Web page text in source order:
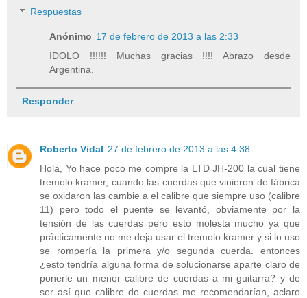
Respuestas
Anónimo 17 de febrero de 2013 a las 2:33
IDOLO !!!!!! Muchas gracias !!!! Abrazo desde
Argentina.
Responder
Roberto Vidal 27 de febrero de 2013 a las 4:38
Hola, Yo hace poco me compre la LTD JH-200 la cual tiene
tremolo kramer, cuando las cuerdas que vinieron de fábrica
se oxidaron las cambie a el calibre que siempre uso (calibre
11) pero todo el puente se levantó, obviamente por la
tensión de las cuerdas pero esto molesta mucho ya que
prácticamente no me deja usar el tremolo kramer y si lo uso
se rompería la primera y/o segunda cuerda. entonces
¿esto tendría alguna forma de solucionarse aparte claro de
ponerle un menor calibre de cuerdas a mi guitarra? y de
ser así que calibre de cuerdas me recomendarían, aclaro